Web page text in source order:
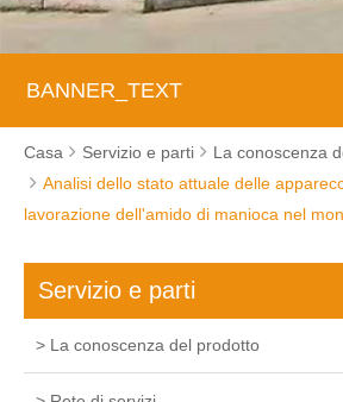
BANNER_TEXT
Casa Servizio e parti
La conoscenza
Analisi dello stato attuale delle
lavorazione dell'amido di manioca nel
Servizio e parti
> La conoscenza del prodotto